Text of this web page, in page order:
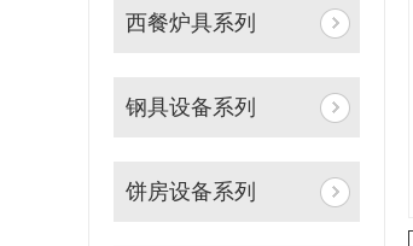
西餐炉具系列
钢具设备系列
饼房设备系列